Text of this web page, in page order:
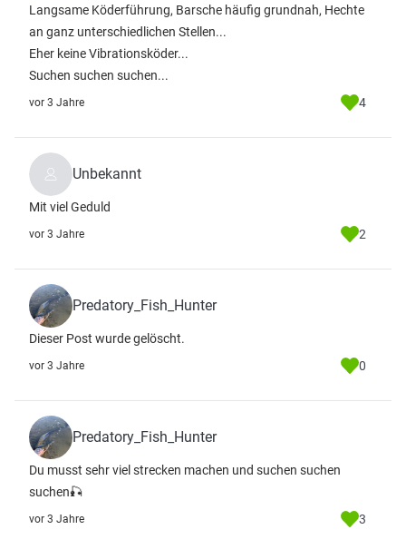
Langsame Köderführung, Barsche häufig grundnah, Hechte
an ganz unterschiedlichen Stellen...
Eher keine Vibrationsköder...
Suchen suchen suchen...
vor 3 Jahre 4
Unbekannt
Mit viel Geduld
vor 3 Jahre 2
Predatory_Fish_Hunter
Dieser Post wurde gelöscht.
vor 3 Jahre 0
Predatory_Fish_Hunter
Du musst sehr viel strecken machen und suchen suchen
suchen🎣
vor 3 Jahre 3